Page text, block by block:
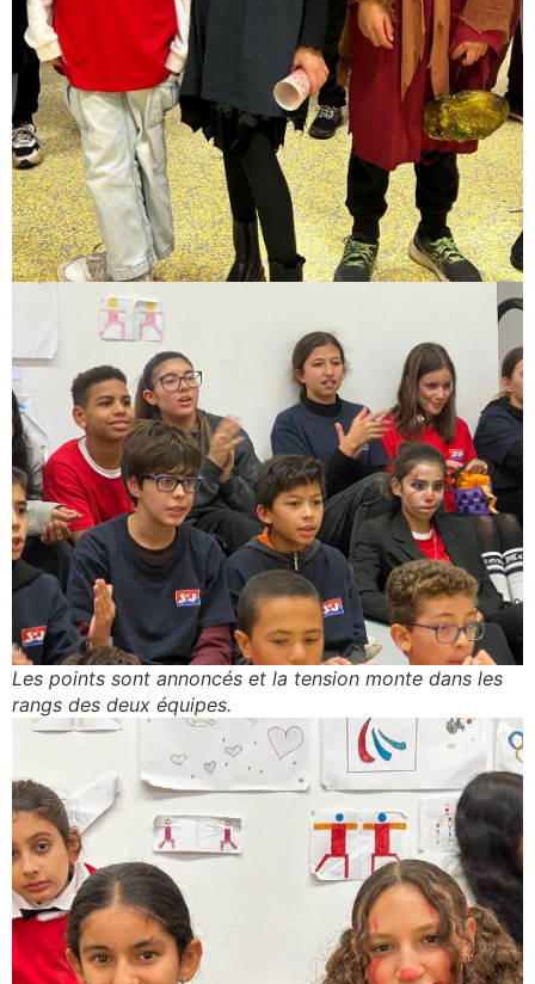
Les points sont annoncés et la tension monte dans les
rangs des deux équipes.